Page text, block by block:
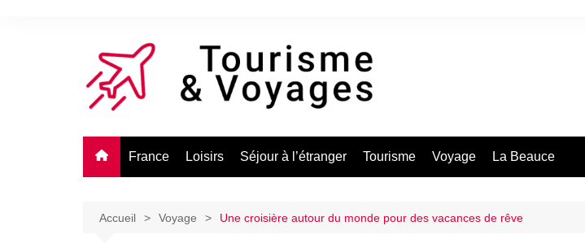
France Loisirs Séjour à l’étranger Tourisme Voyage La Beauce
Accueil Voyage Une croisière autour du monde pour des vacances de rêve